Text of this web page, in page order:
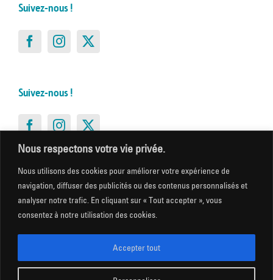
Nous respectons votre vie privée.
Nous utilisons des cookies pour améliorer votre expérience de
navigation, diffuser des publicités ou des contenus personnalisés et
analyser notre trafic. En cliquant sur « Tout accepter », vous
consentez à notre utilisation des cookies.
Accepter tout
Suivez-nous !
Suivez-nous !
Suivez-nous !
Suivez-nous !